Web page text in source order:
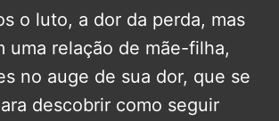
o luto, a dor da perda, mas
uma relação de mãe-filha,
no auge de sua dor, que se
descobrir como seguir